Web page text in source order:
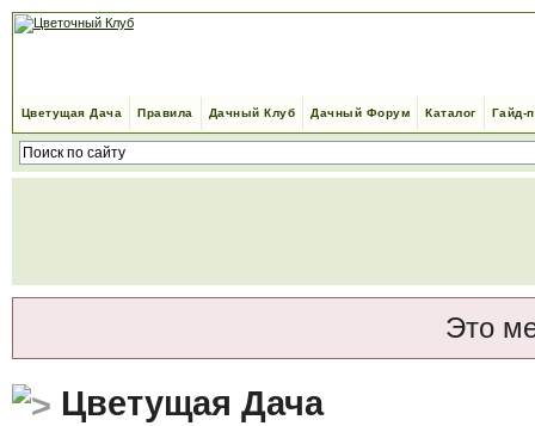
Цветущая Дача Правила Дачный Клуб Дачный Форум Каталог Гайд-
Это
Цветущая Дача